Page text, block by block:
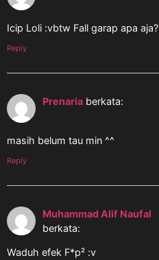
Icip Loli :vbtw Fall garap apa aja?
Reply
Prenaria berkata:
masih belum tau min ^^
Reply
Muhammad Alif Naufal
berkata:
Waduh efek F*p² :v